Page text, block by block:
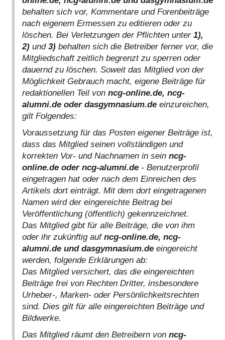
behalten sich vor, Kommentare und Forenbeiträge
nach eigenem Ermessen zu editieren oder zu
löschen. Bei Verletzungen der Pflichten unter 1),
2) und3)behalten sich die Betreiber ferner vor, die
Mitgliedschaft zeitlich begrenzt zu sperren oder
dauernd zu löschen. Soweit das Mitglied von der
Möglichkeit Gebrauch macht, eigene Beiträge für
redaktionellen Teil von ncg-online.de, ncg-
alumni.de oder dasgymnasium.deeinzureichen,
gilt Folgendes:
Voraussetzung für das Posten eigener Beiträge ist,
dass das Mitglied seinen vollständigen und
korrekten Vor- und Nachnamen in sein ncg-
online.de oder ncg-alumni.de- Benutzerprofil
eingetragen hat oder nach dem Einreichen des
Artikels dort einträgt. Mit dem dort eingetragenen
Namen wird der eingereichte Beitrag bei
Veröffentlichung (öffentlich) gekennzeichnet.
Das Mitglied gibt für alle Beiträge, die von ihm
oder ihr zukünftig auf ncg-online.de, ncg-
alumni.de und dasgymnasium.deeingereicht
werden, folgende Erklärungen ab:
Das Mitglied versichert, das die eingereichten
Beiträge frei von Rechten Dritter, insbesondere
Urheber-, Marken- oder Persönlichkeitsrechten
sind. Dies gilt für alle eingereichten Beiträge und
Bildwerke.
Das Mitglied räumt den Betreibern von ncg-